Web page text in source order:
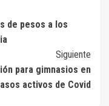
de pesos a los
Siguiente
para gimnasios en
activos de Covid